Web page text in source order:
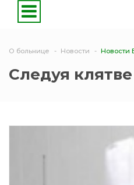
О больнице Новости Новости
Следуя